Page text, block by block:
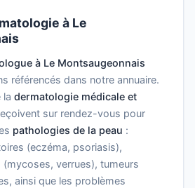
à Le
à Le Montsaugeonnais
référencés dans notre annuaire.
la dermatologie médicale et
sur rendez-vous pour
pathologies de la peau :
(eczéma, psoriasis),
verrues), tumeurs
ainsi que les problèmes